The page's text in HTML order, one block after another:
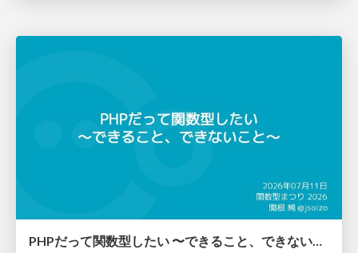
PHPだって関数型したい 〜できること、できないこと〜 / fp-in-php